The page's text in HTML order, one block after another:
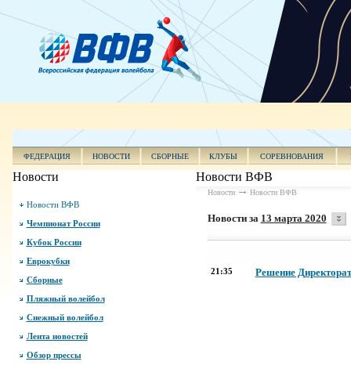
ФЕДЕРАЦИЯ НОВОСТИ СБОРНЫЕ КЛУБЫ СОРЕВНОВАНИЯ
Новости
Новости ВФВ
Чемпионат России
Кубок России
Еврокубки
Сборные
Пляжный волейбол
Снежный волейбол
Лента новостей
Обзор прессы
Новости ВФВ
Новости Новости ВФВ
Новости за 13 марта 2020
21:35 Решение